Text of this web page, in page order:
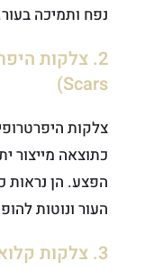
נפח ותמיכה
Scars)
צלקות
כתוצאה מייצור
הפצע. הן נראות
העור ונוטות
3. צלקות קלואידיות (Keloid Scars)